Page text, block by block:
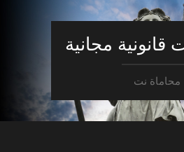
قانونية مجانية
محاماة نت